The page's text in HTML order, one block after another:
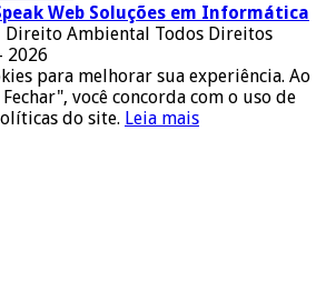
Web Soluções em Informática
Ambiental Todos Direitos
2026
para melhorar sua experiência. Ao
você concorda com o uso de
do site. Leia mais